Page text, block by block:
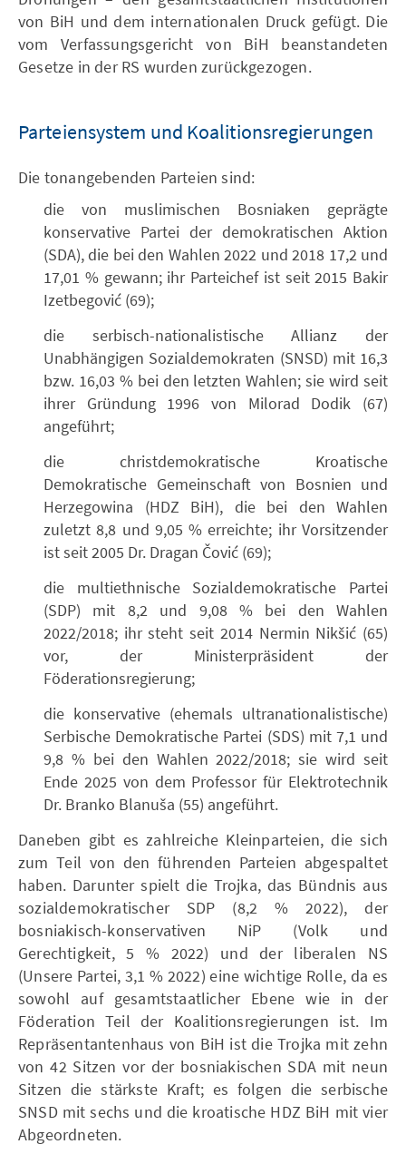
von BiH und dem internationalen Druck gefügt. Die
vom Verfassungsgericht von BiH beanstandeten
Gesetze in der RS wurden zurückgezogen.
Parteiensystem und Koalitionsregierungen
Die tonangebenden Parteien sind:
die von muslimischen Bosniaken geprägte
konservative Partei der demokratischen Aktion
(SDA), die bei den Wahlen 2022 und 2018 17,2 und
17,01 % gewann; ihr Parteichef ist seit 2015 Bakir
Izetbegović (69);
die serbisch-nationalistische Allianz der
Unabhängigen Sozialdemokraten (SNSD) mit 16,3
bzw. 16,03 % bei den letzten Wahlen; sie wird seit
ihrer Gründung 1996 von Milorad Dodik (67)
angeführt;
die christdemokratische Kroatische
Demokratische Gemeinschaft von Bosnien und
Herzegowina (HDZ BiH), die bei den Wahlen
zuletzt 8,8 und 9,05 % erreichte; ihr Vorsitzender
ist seit 2005 Dr. Dragan Čović (69);
die multiethnische Sozialdemokratische Partei
(SDP)
mit 8,2 und 9,08 % bei den Wahlen
2022/2018; ihr steht seit 2014 Nermin Nikšić (65)
vor, der Ministerpräsident der
Föderationsregierung;
die konservative (ehemals ultranationalistische)
Serbische Demokratische Partei (SDS) mit 7,1 und
9,8 % bei den Wahlen 2022/2018; sie wird seit
Ende 2025 von dem Professor für Elektrotechnik
Dr. Branko Blanuša (55) angeführt.
Daneben gibt es zahlreiche Kleinparteien, die sich
zum Teil von den führenden Parteien abgespaltet
haben. Darunter spielt die Trojka, das Bündnis aus
sozialdemokratischer SDP (8,2 % 2022), der
bosniakisch-konservativen NiP (Volk und
Gerechtigkeit, 5 % 2022) und der liberalen NS
(Unsere Partei, 3,1 % 2022) eine wichtige Rolle, da es
sowohl auf gesamtstaatlicher Ebene wie in der
Föderation Teil der Koalitionsregierungen ist. Im
Repräsentantenhaus von BiH ist die Trojka mit zehn
von 42 Sitzen vor der bosniakischen SDA mit neun
Sitzen die stärkste Kraft; es folgen die serbische
SNSD mit sechs und die kroatische HDZ BiH mit vier
Abgeordneten.